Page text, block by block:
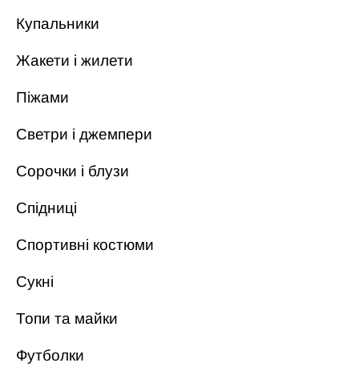
Купальники
Жакети і жилети
Піжами
Светри і джемпери
Сорочки і блузи
Спідниці
Спортивні костюми
Сукні
Топи та майки
Футболки